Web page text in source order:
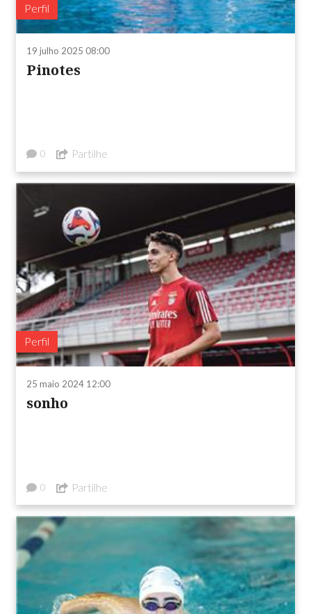
Perfil
19 julho 2025 08:00
Pinotes
0 Partilhe
Perfil
25 maio 2024 12:00
sonho
0 Partilhe